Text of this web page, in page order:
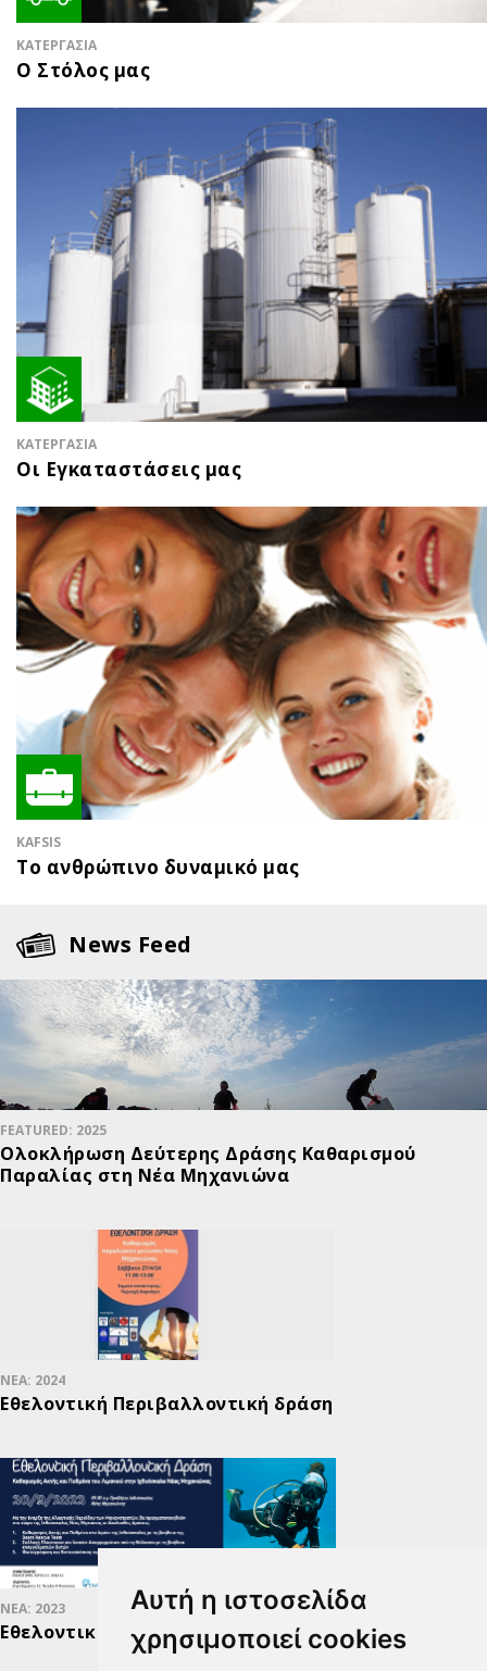
Αυτή η ιστοσελίδα
χρησιμοποιεί cookies
ΚΑΤΕΡΓΑΣΙΑ
Ο Στόλος μας
ΚΑΤΕΡΓΑΣΙΑ
Οι Εγκαταστάσεις μας
KAFSIS
Το ανθρώπινο δυναμικό μας
News Feed
FEATURED: 2025
Ολοκλήρωση Δεύτερης Δράσης Καθαρισμού
Παραλίας στη Νέα Μηχανιώνα
ΝΕΑ: 2024
Εθελοντική Περιβαλλοντική δράση
ΝΕΑ: 2023
Εθελοντική Περιβαλλοντική Δράση